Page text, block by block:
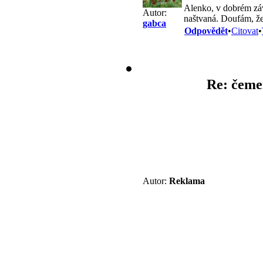
Autor:
gabca
Alenko, v dobrém
naštvaná. Doufám,
Odpovědět•Citovat•
Autor: Reklama
Re: